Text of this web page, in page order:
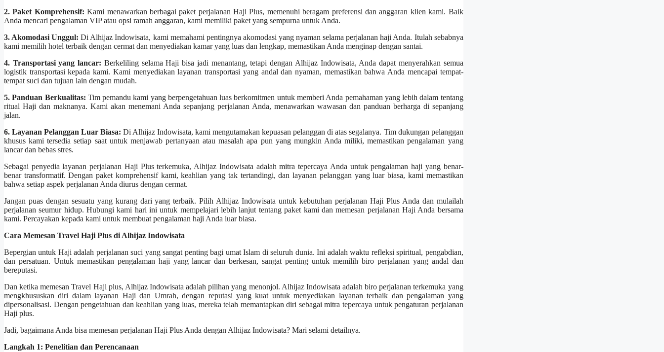
2. Paket Komprehensif: Kami menawarkan berbagai paket perjalanan Haji Plus, memenuhi beragam preferensi dan anggaran klien kami. Baik
Anda mencari pengalaman VIP atau opsi ramah anggaran, kami memiliki paket yang sempurna untuk Anda.
3. Akomodasi Unggul: Di Alhijaz Indowisata, kami memahami pentingnya akomodasi yang nyaman selama perjalanan haji Anda. Itulah sebabnya
kami memilih hotel terbaik dengan cermat dan menyediakan kamar yang luas dan lengkap, memastikan Anda menginap dengan santai.
4. Transportasi yang lancar: Berkeliling selama Haji bisa jadi menantang, tetapi dengan Alhijaz Indowisata, Anda dapat menyerahkan semua
logistik transportasi kepada kami. Kami menyediakan layanan transportasi yang andal dan nyaman, memastikan bahwa Anda mencapai tempat-
tempat suci dan tujuan lain dengan mudah.
5. Panduan Berkualitas: Tim pemandu kami yang berpengetahuan luas berkomitmen untuk memberi Anda pemahaman yang lebih dalam tentang
ritual Haji dan maknanya. Kami akan menemani Anda sepanjang perjalanan Anda, menawarkan wawasan dan panduan berharga di sepanjang
jalan.
6. Layanan Pelanggan Luar Biasa: Di Alhijaz Indowisata, kami mengutamakan kepuasan pelanggan di atas segalanya. Tim dukungan pelanggan
khusus kami tersedia setiap saat untuk menjawab pertanyaan atau masalah apa pun yang mungkin Anda miliki, memastikan pengalaman yang
lancar dan bebas stres.
Sebagai penyedia layanan perjalanan Haji Plus terkemuka, Alhijaz Indowisata adalah mitra tepercaya Anda untuk pengalaman haji yang benar-
benar transformatif. Dengan paket komprehensif kami, keahlian yang tak tertandingi, dan layanan pelanggan yang luar biasa, kami memastikan
bahwa setiap aspek perjalanan Anda diurus dengan cermat.
Jangan puas dengan sesuatu yang kurang dari yang terbaik. Pilih Alhijaz Indowisata untuk kebutuhan perjalanan Haji Plus Anda dan mulailah
perjalanan seumur hidup. Hubungi kami hari ini untuk mempelajari lebih lanjut tentang paket kami dan memesan perjalanan Haji Anda bersama
kami. Percayakan kepada kami untuk membuat pengalaman haji Anda luar biasa.
Cara Memesan Travel Haji Plus di Alhijaz Indowisata
Bepergian untuk Haji adalah perjalanan suci yang sangat penting bagi umat Islam di seluruh dunia. Ini adalah waktu refleksi spiritual, pengabdian,
dan persatuan. Untuk memastikan pengalaman haji yang lancar dan berkesan, sangat penting untuk memilih biro perjalanan yang andal dan
bereputasi.
Dan ketika memesan Travel Haji plus, Alhijaz Indowisata adalah pilihan yang menonjol. Alhijaz Indowisata adalah biro perjalanan terkemuka yang
mengkhususkan diri dalam layanan Haji dan Umrah, dengan reputasi yang kuat untuk menyediakan layanan terbaik dan pengalaman yang
dipersonalisasi. Dengan pengetahuan dan keahlian yang luas, mereka telah memantapkan diri sebagai mitra tepercaya untuk pengaturan perjalanan
Haji plus.
Jadi, bagaimana Anda bisa memesan perjalanan Haji Plus Anda dengan Alhijaz Indowisata? Mari selami detailnya.
Langkah 1: Penelitian dan Perencanaan